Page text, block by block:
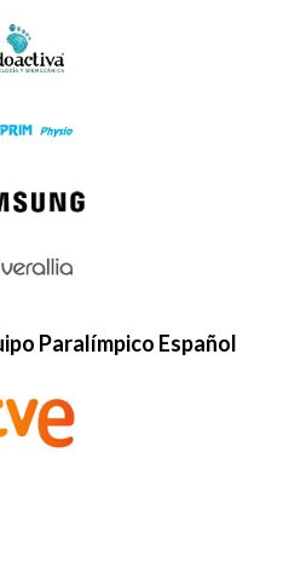
Paralímpico Español